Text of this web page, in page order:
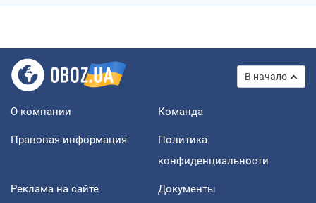
В начало
О компании Команда
Правовая информация
Политика
конфиденциальности
Реклама на сайте Документы